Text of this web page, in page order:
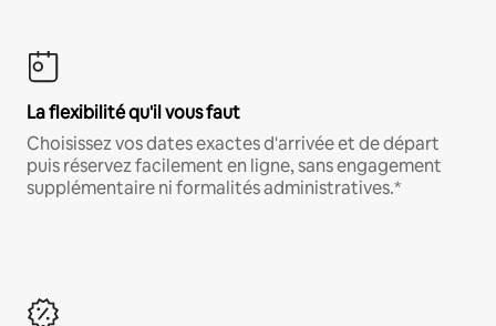
La flexibilité qu'il vous faut
Choisissez vos dates exactes d'arrivée et de départ
puis réservez facilement en ligne, sans engagement
supplémentaire ni formalités administratives.*